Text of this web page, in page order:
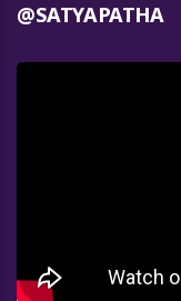
@SATYAPATHA